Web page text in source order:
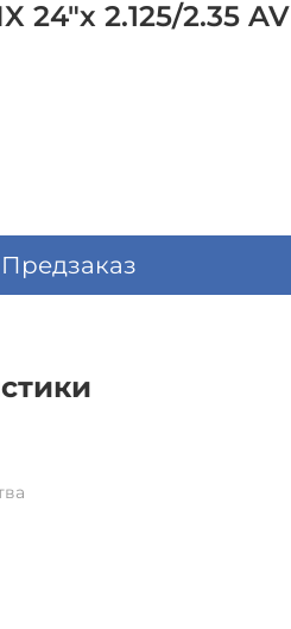
24"х 2.125/2.35 AV
Предзаказ